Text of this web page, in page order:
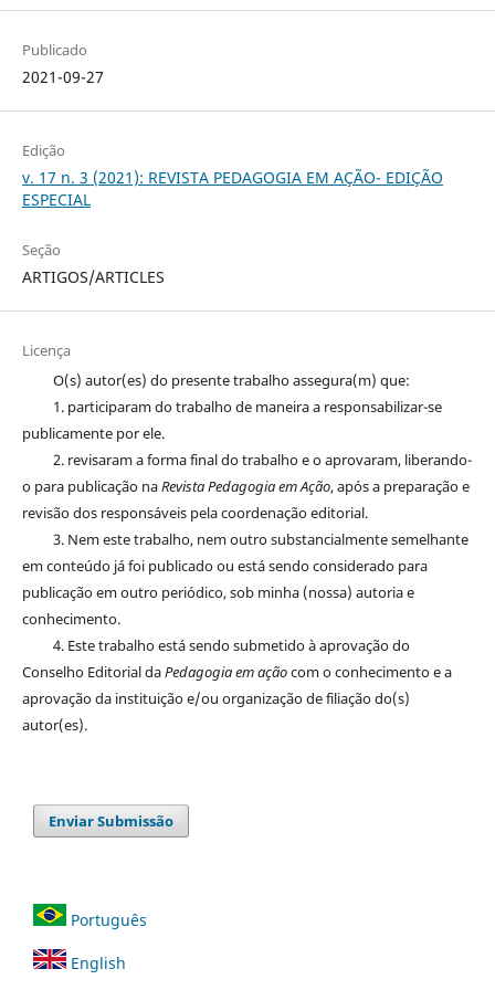
Publicado
2021-09-27
Edição
v. 17 n. 3 (2021): REVISTA PEDAGOGIA EM AÇÃO- EDIÇÃO
ESPECIAL
Seção
ARTIGOS/ARTICLES
Licença
O(s) autor(es) do presente trabalho assegura(m) que:
1. participaram do trabalho de maneira a responsabilizar-se
publicamente por ele.
2. revisaram a forma final do trabalho e o aprovaram, liberando-
o para publicação naRevista Pedagogia em Ação, após a preparação e
revisão dos responsáveis pela coordenação editorial.
3. Nem este trabalho, nem outro substancialmente semelhante
em conteúdo já foi publicado ou está sendo considerado para
publicação em outro periódico, sob minha (nossa) autoria e
conhecimento.
4. Este trabalho está sendo submetido à aprovação do
Conselho Editorial daPedagogia em açãocom o conhecimento e a
aprovação da instituição e/ou organização de filiação do(s)
autor(es).
Enviar Submissão
Português
English